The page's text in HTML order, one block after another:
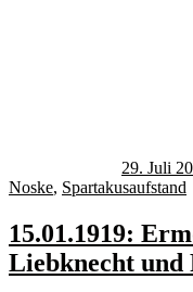
29. Juli
Noske, Spartakusaufstand
15.01.1919:
Liebknecht und